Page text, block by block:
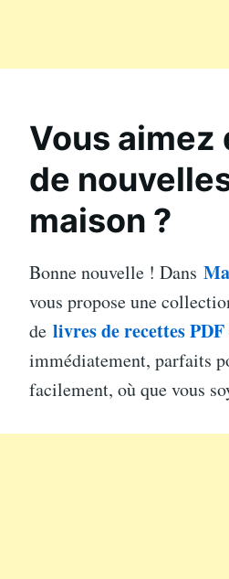
Vous
de
maison ?
Bonne nouvelle ! Dans
vous propose une
de livres de recettes PDF
immédiatement, parfaits
facilement, où que vous